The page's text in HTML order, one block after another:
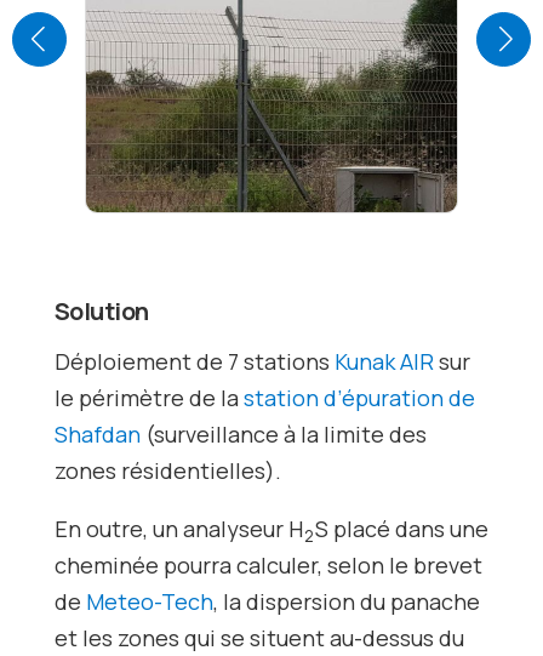
Solution
Déploiement de 7 stations Kunak AIRsur
le périmètre de la station d’épuration de
Shafdan(surveillance à la limite des
zones résidentielles).
En outre, un analyseur H2S placé dans une
cheminée pourra calculer, selon le brevet
de Meteo-Tech, la dispersion du panache
et les zones qui se situent au-dessus du